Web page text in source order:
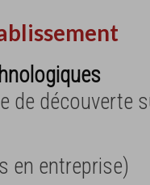
de découverte
en entreprise)